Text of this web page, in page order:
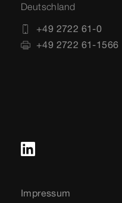
Deutschland
+49 2722 61-0
+49 2722 61-1566
Impressum